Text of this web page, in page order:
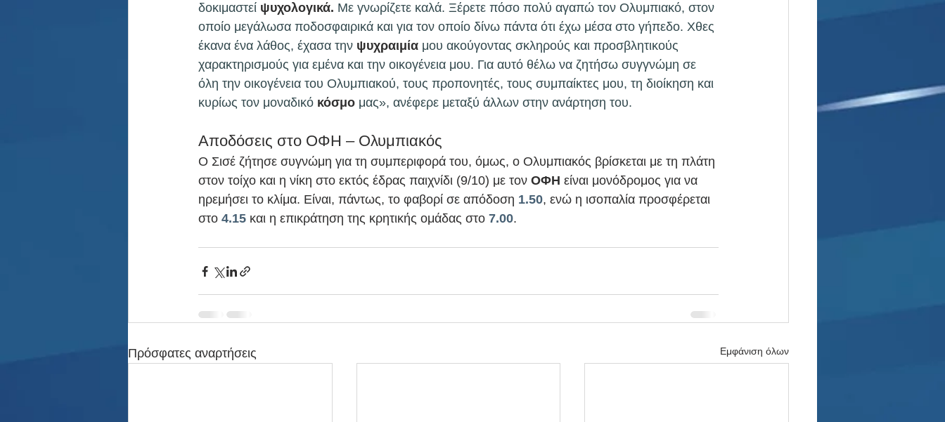
δοκιμαστεί ψυχολογικά. Με γνωρίζετε καλά. Ξέρετε πόσο πολύ αγαπώ τον Ολυμπιακό, στον
οποίο μεγάλωσα ποδοσφαιρικά και για τον οποίο δίνω πάντα ότι έχω μέσα στο γήπεδο. Χθες
έκανα ένα λάθος, έχασα την ψυχραιμία μου ακούγοντας σκληρούς και προσβλητικούς
χαρακτηρισμούς για εμένα και την οικογένεια μου. Για αυτό θέλω να ζητήσω συγγνώμη σε
όλη την οικογένεια του Ολυμπιακού, τους προπονητές, τους συμπαίκτες μου, τη διοίκηση και
κυρίως τον μοναδικό κόσμο μας», ανέφερε μεταξύ άλλων στην ανάρτηση του.
Αποδόσεις στο ΟΦΗ – Ολυμπιακός
Ο Σισέ ζήτησε συγνώμη για τη συμπεριφορά του, όμως, ο Ολυμπιακός βρίσκεται με τη πλάτη
στον τοίχο και η νίκη στο εκτός έδρας παιχνίδι (9/10) με τον ΟΦΗ είναι μονόδρομος για να
ηρεμήσει το κλίμα. Είναι, πάντως, το φαβορί σε απόδοση 1.50, ενώ η ισοπαλία προσφέρεται
στο 4.15 και η επικράτηση της κρητικής ομάδας στο 7.00.
Πρόσφατες αναρτήσεις Εμφάνιση όλων